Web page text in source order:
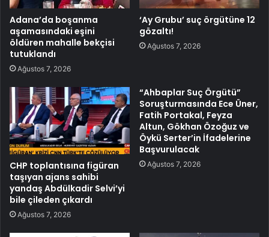
Adana’da boşanma
aşamasındaki eşini
öldüren mahalle bekçisi
tutuklandı
Ağustos 7, 2026
‘Ay Grubu’ suç örgütüne 12
gözaltı!
Ağustos 7, 2026
CHP toplantısına figüran
taşıyan ajans sahibi
yandaş Abdülkadir Selvi’yi
bile çileden çıkardı
Ağustos 7, 2026
“Ahbaplar Suç Örgütü”
Soruşturmasında Ece Üner,
Fatih Portakal, Feyza
Altun, Gökhan Özoğuz ve
Öykü Serter’in İfadelerine
Başvurulacak
Ağustos 7, 2026